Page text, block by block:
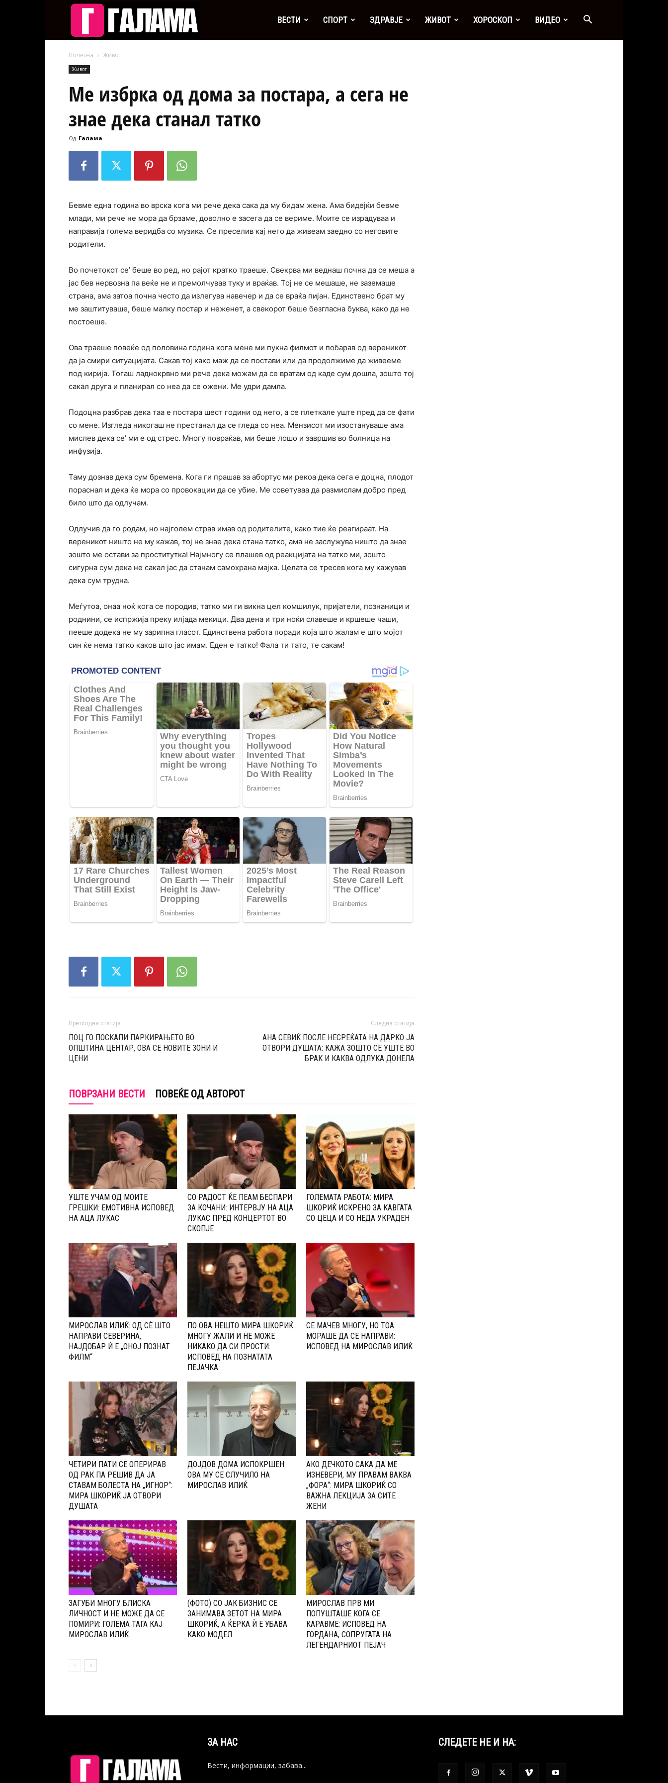
ВЕСТИ СПОРТ ЗДРАВЈЕ ЖИВОТ ХОРОСКОП ВИДЕО
Почетна Живот
Живот
Ме избрка од дома за постара, а сега не
знае дека станал татко
Од Галама -
Бевме една година во врска кога ми рече дека сака да му бидам жена. Ама бидејќи бевме
млади, ми рече не мора да брзаме, доволно е засега да се вериме. Моите се израдуваа и
направија голема веридба со музика. Се преселив кај него да живеам заедно со неговите
родители.
Во почетокот се’ беше во ред, но рајот кратко траеше. Свекрва ми веднаш почна да се меша а
јас бев нервозна па веќе не и премолчував туку и враќав. Тој не се мешаше, не заземаше
страна, ама затоа почна често да излегува навечер и да се враќа пијан. Единствено брат му
ме заштитуваше, беше малку постар и неженет, а свекорот беше безгласна буква, како да не
постоеше.
Ова траеше повеќе од половина година кога мене ми пукна филмот и побарав од вереникот
да ја смири ситуацијата. Сакав тој како маж да се постави или да продолжиме да живееме
под кирија. Тогаш ладнокрвно ми рече дека можам да се вратам од каде сум дошла, зошто тој
сакал друга и планирал со неа да се ожени. Ме удри дамла.
Подоцна разбрав дека таа е постара шест години од него, а се плеткале уште пред да се фати
со мене. Изгледа никогаш не престанал да се гледа со неа. Мензисот ми изостануваше ама
мислев дека се’ ми е од стрес. Многу повраќав, ми беше лошо и завршив во болница на
инфузија.
Таму дознав дека сум бремена. Кога ги прашав за абортус ми рекоа дека сега е доцна, плодот
пораснал и дека ќе мора со провокации да се убие. Ме советуваа да размислам добро пред
било што да одлучам.
Одлучив да го родам, но најголем страв имав од родителите, како тие ќе реагираат. На
вереникот ништо не му кажав, тој не знае дека стана татко, ама не заслужува ништо да знае
зошто ме остави за проститутка! Најмногу се плашев од реакцијата на татко ми, зошто
сигурна сум дека не сакал јас да станам самохрана мајка. Целата се тресев кога му кажував
дека сум трудна.
Меѓутоа, онаа ноќ кога се породив, татко ми ги викна цел комшилук, пријатели, познаници и
роднини, се испржија преку илјада мекици. Два дена и три ноќи славеше и кршеше чаши,
пееше додека не му зарипна гласот. Единствена работа поради која што жалам е што мојот
син ќе нема татко каков што јас имам. Еден е татко! Фала ти тато, те сакам!
Претходна статија
ПОЦ ГО ПОСКАПИ ПАРКИРАЊЕТО ВО
ОПШТИНА ЦЕНТАР, ОВА СЕ НОВИТЕ ЗОНИ И
ЦЕНИ
Следна статија
АНА СЕВИЌ ПОСЛЕ НЕСРЕЌАТА НА ДАРКО ЈА
ОТВОРИ ДУШАТА: КАЖА ЗОШТО СЕ УШТЕ ВО
БРАК И КАКВА ОДЛУКА ДОНЕЛА
ПОВРЗАНИ ВЕСТИ ПОВЕЌЕ ОД АВТОРОТ
УШТЕ УЧАМ ОД МОИТЕ
ГРЕШКИ: ЕМОТИВНА ИСПОВЕД
НА АЦА ЛУКАС
СО РАДОСТ ЌЕ ПЕАМ БЕСПАРИ
ЗА КОЧАНИ: ИНТЕРВЈУ НА АЦА
ЛУКАС ПРЕД КОНЦЕРТОТ ВО
СКОПЈЕ
ГОЛЕМАТА РАБОТА: МИРА
ШКОРИЌ ИСКРЕНО ЗА КАВГАТА
СО ЦЕЦА И СО НЕДА УКРАДЕН
МИРОСЛАВ ИЛИЌ: ОД СÈ ШТО
НАПРАВИ СЕВЕРИНА,
НАЈДОБАР Ѝ Е „ОНОЈ ПОЗНАТ
ФИЛМ“
ПО ОВА НЕШТО МИРА ШКОРИЌ
МНОГУ ЖАЛИ И НЕ МОЖЕ
НИКАКО ДА СИ ПРОСТИ:
ИСПОВЕД НА ПОЗНАТАТА
ПЕЈАЧКА
СЕ МАЧЕВ МНОГУ, НО ТОА
МОРАШЕ ДА СЕ НАПРАВИ:
ИСПОВЕД НА МИРОСЛАВ ИЛИЌ
ЧЕТИРИ ПАТИ СЕ ОПЕРИРАВ
ОД РАК ПА РЕШИВ ДА ЈА
СТАВАМ БОЛЕСТА НА „ИГНОР“:
МИРА ШКОРИЌ ЈА ОТВОРИ
ДУШАТА
ДОЈДОВ ДОМА ИСПОКРШЕН:
ОВА МУ СЕ СЛУЧИЛО НА
МИРОСЛАВ ИЛИЌ
АКО ДЕЧКОТО САКА ДА МЕ
ИЗНЕВЕРИ, МУ ПРАВАМ ВАКВА
„ФОРА“: МИРА ШКОРИЌ СО
ВАЖНА ЛЕКЦИЈА ЗА СИТЕ
ЖЕНИ
ЗАГУБИ МНОГУ БЛИСКА
ЛИЧНОСТ И НЕ МОЖЕ ДА СЕ
ПОМИРИ: ГОЛЕМА ТАГА КАЈ
МИРОСЛАВ ИЛИЌ
(ФОТО) СО ЈАК БИЗНИС СЕ
ЗАНИМАВА ЗЕТОТ НА МИРА
ШКОРИЌ, А ЌЕРКА Ѝ Е УБАВА
КАКО МОДЕЛ
МИРОСЛАВ ПРВ МИ
ПОПУШТАШЕ КОГА СЕ
КАРАВМЕ: ИСПОВЕД НА
ГОРДАНА, СОПРУГАТА НА
ЛЕГЕНДАРНИОТ ПЕЈАЧ
ЗА НАС
Вести, информации, забава...
СЛЕДЕТЕ НЕ И НА: